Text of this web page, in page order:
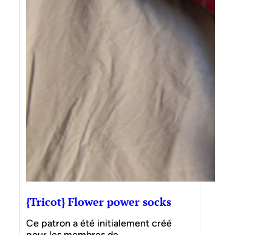
{Tricot} Flower power socks
Ce patron a été initialement créé